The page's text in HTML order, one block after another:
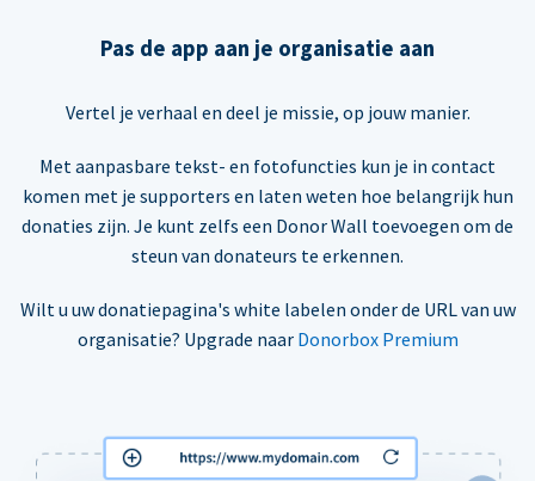
Pas de app aan je organisatie aan
Vertel je verhaal en deel je missie, op jouw manier.
Met aanpasbare tekst- en fotofuncties kun je in contact
komen met je supporters en laten weten hoe belangrijk hun
donaties zijn. Je kunt zelfs een Donor Wall toevoegen om de
steun van donateurs te erkennen.
Wilt u uw donatiepagina's white labelen onder de URL van uw
organisatie? Upgrade naar Donorbox Premium